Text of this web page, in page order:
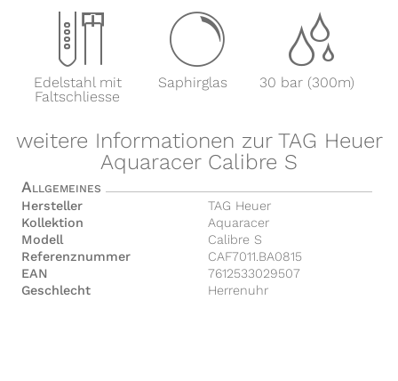
x
Edelstahl mit
Faltschliesse
y
Saphirglas
z
30 bar (300m)
weitere Informationen zur TAG Heuer
Aquaracer Calibre S
Allgemeines
Hersteller
TAG Heuer
Kollektion
Aquaracer
Modell
Calibre S
Referenznummer
CAF7011.BA0815
EAN
7612533029507
Geschlecht
Herrenuhr